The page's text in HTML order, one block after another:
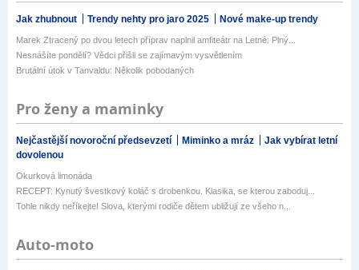
Jak zhubnout Trendy nehty pro jaro 2025 Nové make-up trendy
Marek Ztracený po dvou letech příprav naplnil amfiteátr na Letné: Plný...
Nesnášíte pondělí? Vědci přišli se zajímavým vysvětlením
Brutální útok v Tanvaldu: Několik pobodaných
Pro ženy a maminky
Nejčastější novoroční předsevzetí Miminko a mráz
Jak vybírat letní
dovolenou
Okurková limonáda
RECEPT: Kynutý švestkový koláč s drobenkou. Klasika, se kterou zaboduj...
Tohle nikdy neříkejte! Slova, kterými rodiče dětem ubližují ze všeho n...
Auto-moto